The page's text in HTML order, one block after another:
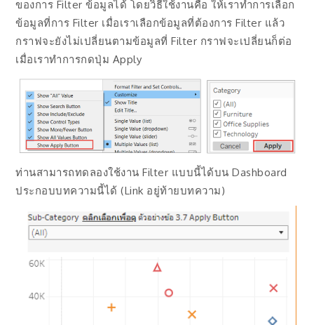
ของการ Filter ข้อมูลได้ โดยวิธีใช้งานคือ ให้เราทำการเลือก
ข้อมูลที่การ Filter เมื่อเราเลือกข้อมูลที่ต้องการ Filter แล้ว
กราฟจะยังไม่เปลี่ยนตามข้อมูลที่ Filter กราฟจะเปลี่ยนก็ต่อ
เมื่อเราทำการกดปุ่ม Apply
ท่านสามารถทดลองใช้งาน Filter แบบนี้ได้บน Dashboard
ประกอบบทความนี้ได้ (Link อยู่ท้ายบทความ)